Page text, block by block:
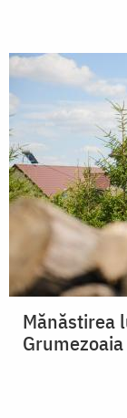
Mănăstirea